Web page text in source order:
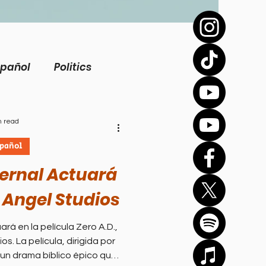
Politics
Health
Sports
Actuará
Studios
en la película Zero A.D.,
La película, dirigida por
drama bíblico épico que
read